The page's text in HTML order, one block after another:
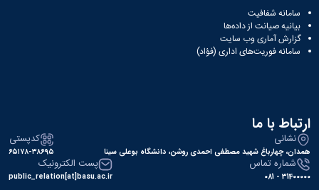
سامانه شفافیت
بیانیه صیانت از داده‌ها
گزارش آماری وب‌ سایت
سامانه فوریت‌های اداری (فؤاد)
ارتباط با ما
نشانی
همدان، چهارباغ شهید مصطفی احمدی روشن، دانشگاه بوعلی سینا
کدپستی
۶۵۱۷۸-۳۸۶۹۵
شماره تماس
31400000 - 081
پست الکترونیک
public_relation[at]basu.ac.ir